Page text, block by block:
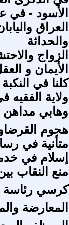
الأسود - في
العراق
والحداثة
الزواج
الأيمان و
كلنا في
ولاية
وهابي مداهن
هجوم
متأنية في
إسلام في
منع النقاب
كرسي رئاسة
المعارضة